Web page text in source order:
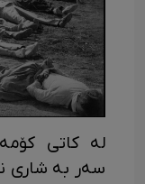
لە کاتی
سەر بە شاری